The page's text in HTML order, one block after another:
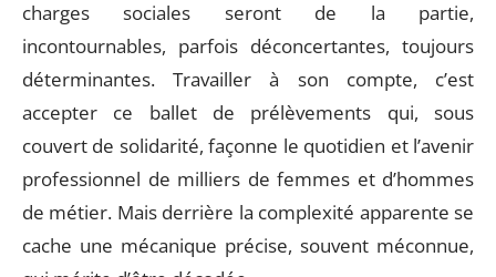
charges sociales seront de la partie,
incontournables, parfois déconcertantes, toujours
déterminantes. Travailler à son compte, c’est
accepter ce ballet de prélèvements qui, sous
couvert de solidarité, façonne le quotidien et l’avenir
professionnel de milliers de femmes et d’hommes
de métier. Mais derrière la complexité apparente se
cache une mécanique précise, souvent méconnue,